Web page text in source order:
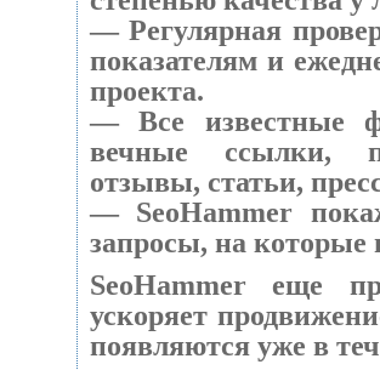
— Регулярная
показателям и
проекта.
— Все известные
вечные ссылки,
отзывы, статьи,
— SeoHammer
запросы, на которые
SeoHammer еще
ускоряет
появляются уже в